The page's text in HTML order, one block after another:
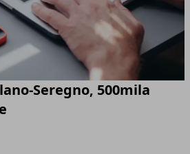
Seregno, 500mila